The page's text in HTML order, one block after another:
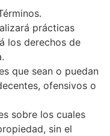
prácticas
los derechos de
que sean o puedan
ofensivos o
sobre los cuales
sin el